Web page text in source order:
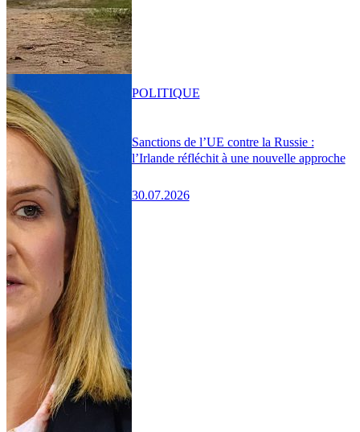
Sanctions de l’UE contre la Russie :
l’Irlande réfléchit à une nouvelle approche
30.07.2026
POLITIQUE